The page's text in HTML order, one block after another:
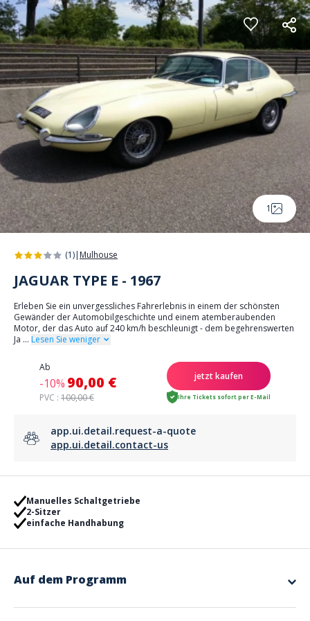
Cookie-Einstellungen
1
(1)| Mulhouse
JAGUAR TYPE E - 1967
Erleben Sie ein unvergessliches Fahrerlebnis in einem der schönsten
Gewänder der Automobilgeschichte und einem atemberaubenden
Motor, der das Auto auf 240 km/h beschleunigt - dem begehrenswerten
Ja ... Lesen Sie weniger
Ab
-10% 90,00 €
PVC : 100,00 €
jetzt kaufen
Ihre Tickets sofort per E-Mail
app.ui.detail.request-a-quote
app.ui.detail.contact-us
Manuelles Schaltgetriebe
2-Sitzer
einfache Handhabung
Auf dem Programm
auf der Rennbahn des Nationalen Automobilmuseums oder eine